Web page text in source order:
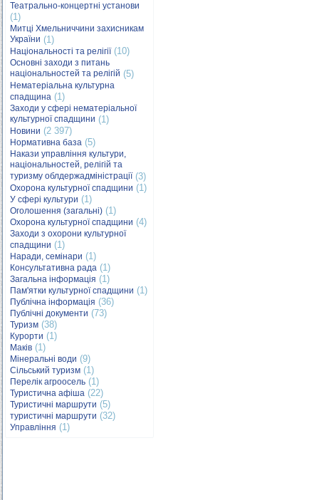
Театрально-концертні установи
(1)
Митці Хмельниччини захисникам
України (1)
Національності та релігії(10)
Основні заходи з питань
національностей та релігій (5)
Нематеріальна культурна
спадщина (1)
Заходи у сфері нематеріальної
культурної спадщини (1)
Новини (2 397)
Нормативна база (5)
Накази управління культури,
національностей, релігій та
туризму облдержадміністрації(3)
Охорона культурної спадщини (1)
У сфері культури (1)
Оголошення (загальні) (1)
Охорона культурної спадщини (4)
Заходи з охорони культурної
спадщини (1)
Наради, семінари (1)
Консультативна рада (1)
Загальна інформація (1)
Пам'ятки культурної спадщини (1)
Публічна інформація (36)
Публічні документи (73)
Туризм (38)
Курорти (1)
Маків (1)
Мінеральні води (9)
Сільський туризм (1)
Перелік агроосель (1)
Туристична афіша (22)
Туристичні маршрути (5)
туристичні маршрути (32)
Управління (1)